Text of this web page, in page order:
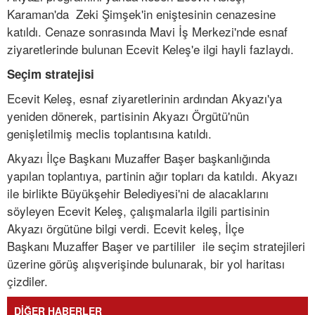
Karaman'da Zeki Şimşek'in eniştesinin cenazesine
katıldı. Cenaze sonrasında Mavi İş Merkezi'nde esnaf
ziyaretlerinde bulunan Ecevit Keleş'e ilgi hayli fazlaydı.
Seçim stratejisi
Ecevit Keleş, esnaf ziyaretlerinin ardından Akyazı'ya
yeniden dönerek, partisinin Akyazı Örgütü'nün
genişletilmiş meclis toplantısına katıldı.
Akyazı İlçe Başkanı Muzaffer Başer başkanlığında
yapılan toplantıya, partinin ağır topları da katıldı. Akyazı
ile birlikte Büyükşehir Belediyesi'ni de alacaklarını
söyleyen Ecevit Keleş, çalışmalarla ilgili partisinin
Akyazı örgütüne bilgi verdi. Ecevit keleş, İlçe
Başkanı Muzaffer Başer ve partililer ile seçim stratejileri
üzerine görüş alışverişinde bulunarak, bir yol haritası
çizdiler.
DİĞER HABERLER